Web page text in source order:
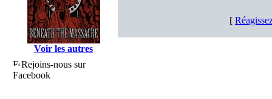
Voir les autres
Rejoins-nous sur
Facebook
[